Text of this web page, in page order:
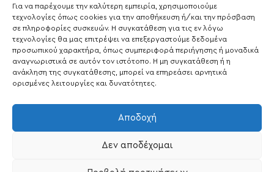
Για να παρέχουμε την καλύτερη εμπειρία, χρησιμοποιούμε
τεχνολογίες όπως cookies για την αποθήκευση ή/και την πρόσβαση
σε πληροφορίες συσκευών. Η συγκατάθεση για τις εν λόγω
τεχνολογίες θα μας επιτρέψει να επεξεργαστούμε δεδομένα
προσωπικού χαρακτήρα, όπως συμπεριφορά περιήγησης ή μοναδικά
αναγνωριστικά σε αυτόν τον ιστότοπο. Η μη συγκατάθεση ή η
ανάκληση της συγκατάθεσης, μπορεί να επηρεάσει αρνητικά
ορισμένες λειτουργίες και δυνατότητες.
Αποδοχή
Δεν αποδέχομαι